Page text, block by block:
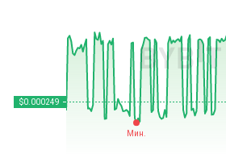
Последнее обновление: 14:43 GMT+0 2026-08-08